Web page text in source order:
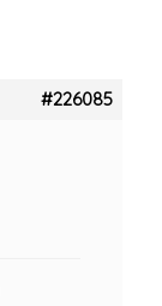
#226085